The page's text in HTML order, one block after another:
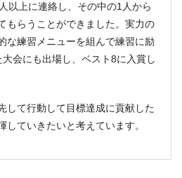
以上に連絡し、その中の1人から
もらうことができました。実力の
な練習メニューを組んで練習に励
会にも出場し、ベスト8に入賞し
して行動して目標達成に貢献した
していきたいと考えています。